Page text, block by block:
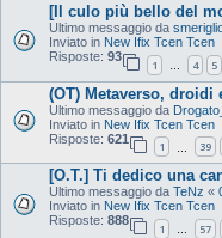
[Il culo più bello del
Ultimo messaggio da
Inviato in New Ifix Tcen Tcen
Risposte: 93
1 … 4 5
(OT) Metaverso,
Ultimo messaggio da
Inviato in New Ifix Tcen Tcen
Risposte: 621
1 39
[O.T.] Ti dedico una
Ultimo messaggio da TeNz «
Inviato in New Ifix Tcen Tcen
Risposte: 888
1 … 57